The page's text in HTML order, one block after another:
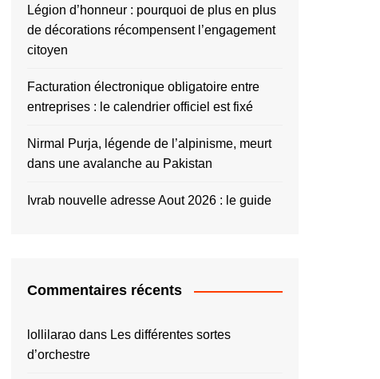
Légion d’honneur : pourquoi de plus en plus
de décorations récompensent l’engagement
citoyen
Facturation électronique obligatoire entre
entreprises : le calendrier officiel est fixé
Nirmal Purja, légende de l’alpinisme, meurt
dans une avalanche au Pakistan
Ivrab nouvelle adresse Aout 2026 : le guide
Commentaires récents
lollilarao dans Les différentes sortes
d’orchestre